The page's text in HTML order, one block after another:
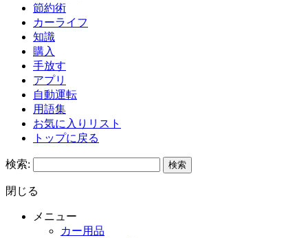
節約術
カーライフ
知識
購入
手放す
アプリ
自動運転
用語集
お気に入りリスト
トップに戻る
検索:
閉じる
メニュー
カー用品